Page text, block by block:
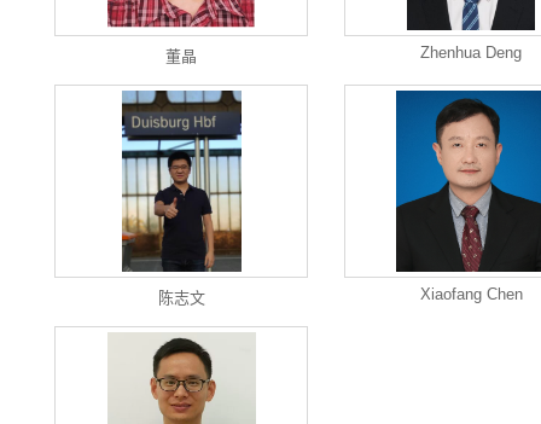
董晶 Zhenhua Deng
陈志文 Xiaofang Chen